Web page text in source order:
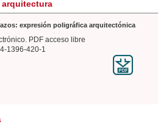
arquitectura
expresión poligráfica arquitectónica
PDF acceso libre
1396-420-1